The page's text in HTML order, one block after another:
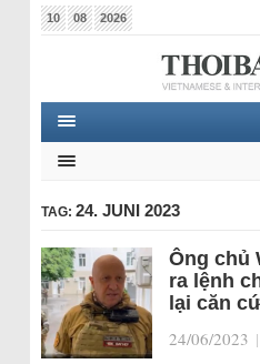
10 08 2026
TAG: 24. JUNI 2023
Ông chủ
ra lệnh
lại căn
24/06/2023 |